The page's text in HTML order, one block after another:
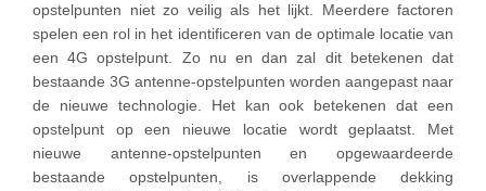
opstelpunten niet zo veilig als het lijkt. Meerdere factoren
spelen een rol in het identificeren van de optimale locatie van
een 4G opstelpunt. Zo nu en dan zal dit betekenen dat
bestaande 3G antenne-opstelpunten worden aangepast naar
de nieuwe technologie. Het kan ook betekenen dat een
opstelpunt op een nieuwe locatie wordt geplaatst. Met
nieuwe antenne-opstelpunten en opgewaardeerde
bestaande opstelpunten, is overlappende dekking